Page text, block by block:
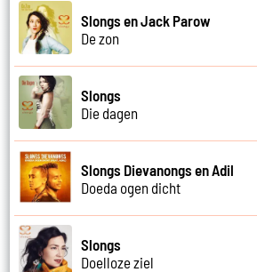
Slongs en Jack Parow
De zon
Slongs
Die dagen
Slongs Dievanongs en Adil
Doeda ogen dicht
Slongs
Doelloze ziel